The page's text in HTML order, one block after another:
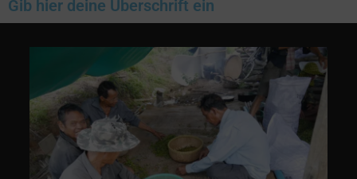
Gib hier deine Überschrift ein